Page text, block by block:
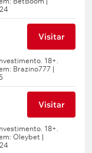
Visitar
Visitar